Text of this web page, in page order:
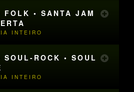
FOLK • SANTA JAM
INTEIRO
SOUL-ROCK • SOUL
INTEIRO